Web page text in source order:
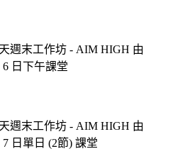
週末工作坊 - AIM HIGH 由
6 日下午課堂
週末工作坊 - AIM HIGH 由
7 日單日 (2節) 課堂